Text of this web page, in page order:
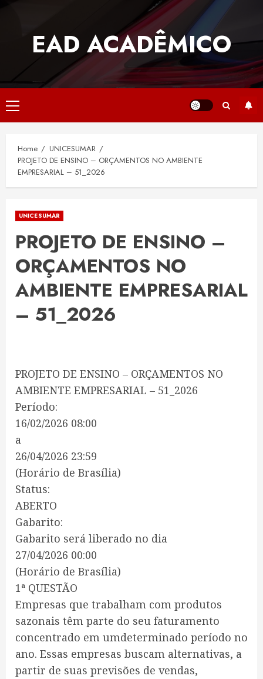
EAD ACADÊMICO
Primary
Menu
Home
UNICESUMAR
PROJETO DE ENSINO – ORÇAMENTOS NO AMBIENTE
EMPRESARIAL – 51_2026
UNICESUMAR
PROJETO DE ENSINO –
ORÇAMENTOS NO
AMBIENTE EMPRESARIAL
– 51_2026
PROJETO DE ENSINO – ORÇAMENTOS NO
AMBIENTE EMPRESARIAL – 51_2026
Período:
16/02/2026 08:00
a
26/04/2026 23:59
(Horário de Brasília)
Status:
ABERTO
Gabarito:
Gabarito será liberado no dia
27/04/2026 00:00
(Horário de Brasília)
1ª QUESTÃO
Empresas que trabalham com produtos
sazonais têm parte do seu faturamento
concentrado em umdeterminado período no
ano. Essas empresas buscam alternativas, a
partir de suas previsões de vendas,